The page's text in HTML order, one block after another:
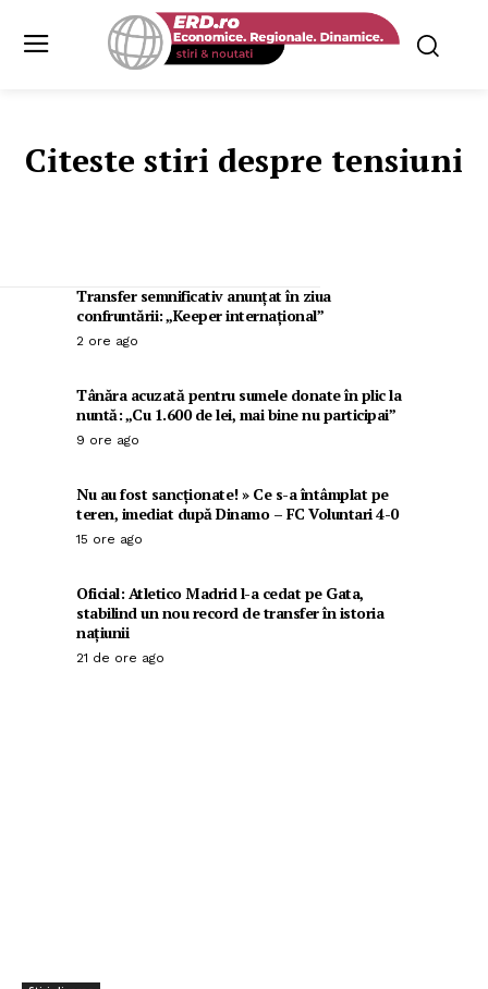
Citeste stiri despre tensiuni
Transfer semnificativ anunțat în ziua
confruntării: „Keeper internațional”
2 ore ago
Tânăra acuzată pentru sumele donate în plic la
nuntă: „Cu 1.600 de lei, mai bine nu participai”
9 ore ago
Nu au fost sancționate! » Ce s-a întâmplat pe
teren, imediat după Dinamo – FC Voluntari 4-0
15 ore ago
Oficial: Atletico Madrid l-a cedat pe Gata,
stabilind un nou record de transfer în istoria
națiunii
21 de ore ago